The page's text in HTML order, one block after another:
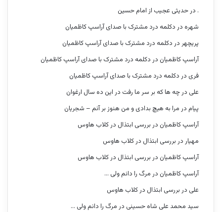
. درحدیثی عجیب از امام حسین
شهره در دکلمه درد مشترک با صدای آراسپ کاظمیان
پریچهر در دکلمه درد مشترک با صدای آراسپ کاظمیان
آراسپ کاظمیان در دکلمه درد مشترک با صدای آراسپ کاظمیان
فری در دکلمه درد مشترک با صدای آراسپ کاظمیان
علی درچه ها که بر سر ما رفت در این ده سال ارغوان
پیام در مرا به هیچ بدادی و من هنوز بر آنم – شجریان
آراسپ کاظمیان در بررسی ابتذال در کلاب هاوس
مهیار در بررسی ابتذال در کلاب هاوس
آراسپ کاظمیان در بررسی ابتذال در کلاب هاوس
آراسپ کاظمیان در مرگ را دانم ولی …
علی در بررسی ابتذال در کلاب هاوس
سید محمد علی شاه حسینی در مرگ را دانم ولی …